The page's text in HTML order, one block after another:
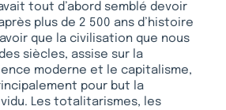
tout d’abord semblé devoir
plus de 2 500 ans d’histoire
que la civilisation que nous
siècles, assise sur la
moderne et le capitalisme,
pour but la
Les totalitarismes, les